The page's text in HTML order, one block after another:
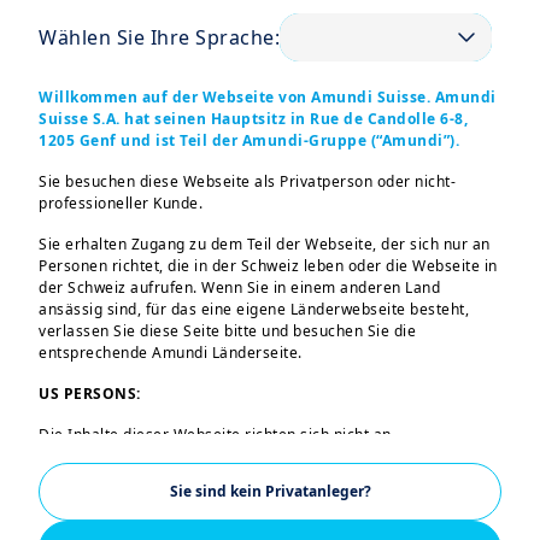
Wählen Sie Ihre Sprache:
Willkommen auf der Webseite von Amundi Suisse. Amundi
Suisse S.A. hat seinen Hauptsitz in Rue de Candolle 6-8,
1205 Genf und ist Teil der Amundi-Gruppe (“Amundi”).
Sie besuchen diese Webseite als Privatperson oder nicht-
professioneller Kunde.
Sie erhalten Zugang zu dem Teil der Webseite, der sich nur an
Personen richtet, die in der Schweiz leben oder die Webseite in
der Schweiz aufrufen. Wenn Sie in einem anderen Land
ansässig sind, für das eine eigene Länderwebseite besteht,
verlassen Sie diese Seite bitte und besuchen Sie die
entsprechende Amundi Länderseite.
US PERSONS:
Die Inhalte dieser Webseite richten sich nicht an
Amerika oder an „US-Personen“ im Sinne der „Regulation S“
der Securities and Exchange Commission nach dem US
Securities Act von 1933. Diese Bestimmungen betreffen
Sie sind kein Privatanleger?
machen.
Amundi Produkte werden ausschließlich
über Banken, Investmentgesellschaften,
Versicherungsunternehmen und private
Vermögensberater verkauft. Bevor Sie
eine Geldanlage tätigen, vergewissern Sie
entsprechende Zulassung und
Berechtigung verfügt.
Amundi möchte Sie auf folgende
Warnsignale hinweisen
Ihnen werden hohe, risikofreie Renditen
versprochen.